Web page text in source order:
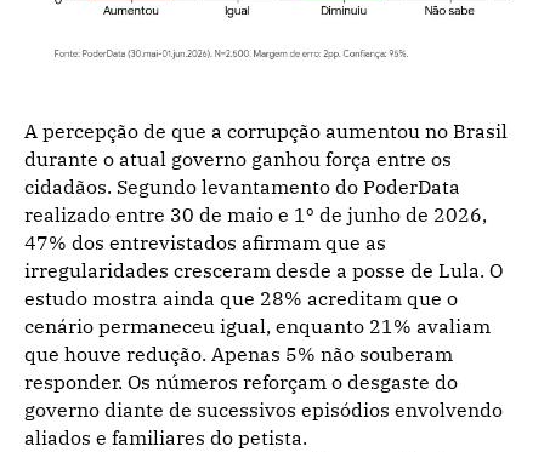
A percepção de que a corrupção aumentou no Brasil
durante o atual governo ganhou força entre os
cidadãos. Segundo levantamento do PoderData
realizado entre 30 de maio e 1º de junho de 2026,
47% dos entrevistados afirmam que as
irregularidades cresceram desde a posse de Lula. O
estudo mostra ainda que 28% acreditam que o
cenário permaneceu igual, enquanto 21% avaliam
que houve redução. Apenas 5% não souberam
responder. Os números reforçam o desgaste do
governo diante de sucessivos episódios envolvendo
aliados e familiares do petista.